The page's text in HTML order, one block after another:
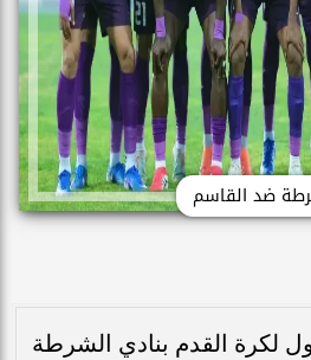
ضد القاسم
لكرة القدم بنادي الشرطة